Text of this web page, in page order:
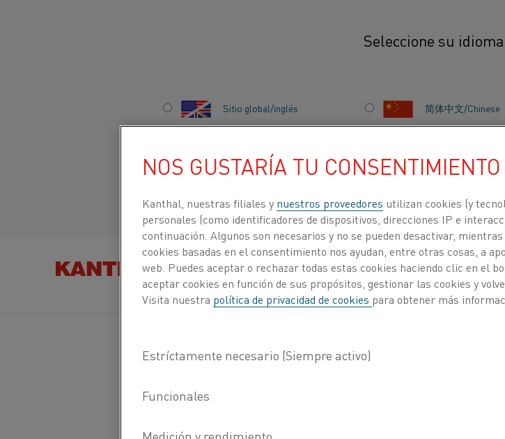
Seleccione su
Sitio global/inglés 简体中文/Chinese
BUSCAR PRODUCTOS
POR
ACERCA DE
NOSOTROS
CENTRO
Proceso de calentamiento
PRECALENTAMIENTO
El
se
de
NOS GUSTARÍA TU CONSENTIMIENTO
Kanthal, nuestras filiales y nuestros proveedores utilizan cookies (y
personales (como identificadores de dispositivos, direcciones IP e
continuación. Algunos son necesarios y no se pueden desactivar,
cookies basadas en el consentimiento nos ayudan, entre otras cosas, a
web. Puedes aceptar o rechazar todas estas cookies haciendo clic en el
aceptar cookies en función de sus propósitos, gestionar las cookies y
Visita nuestra política de privacidad de cookies para obtener más